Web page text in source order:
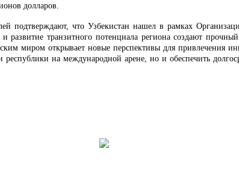
долларов.
подтверждают, что Узбекистан нашел в рамках
транзитного потенциала региона создают
миром открывает новые перспективы для привлечения
на международной арене, но и обеспечить